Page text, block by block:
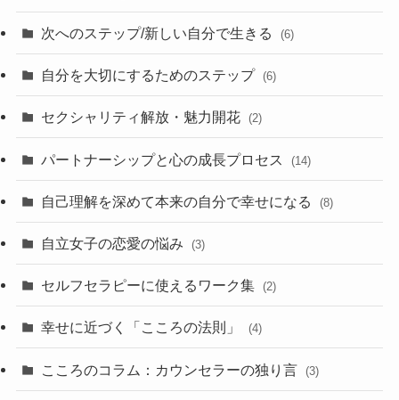
次へのステップ/新しい自分で生きる (6)
自分を大切にするためのステップ (6)
セクシャリティ解放・魅力開花 (2)
パートナーシップと心の成長プロセス (14)
自己理解を深めて本来の自分で幸せになる (8)
自立女子の恋愛の悩み (3)
セルフセラピーに使えるワーク集 (2)
幸せに近づく「こころの法則」 (4)
こころのコラム：カウンセラーの独り言 (3)